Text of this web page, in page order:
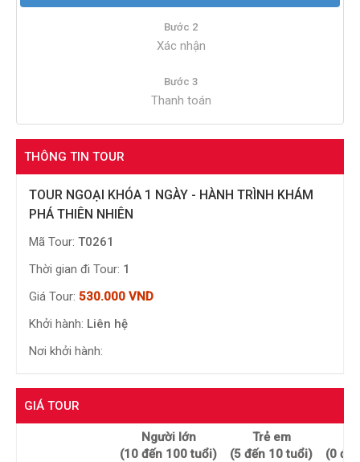
Bước 2
Xác nhận
Bước 3
Thanh toán
THÔNG TIN TOUR
TOUR NGOẠI KHÓA 1 NGÀY - HÀNH TRÌNH KHÁM
PHÁ THIÊN NHIÊN
Mã Tour: T0261
Thời gian đi Tour: 1
Giá Tour: 530.000 VND
Khởi hành: Liên hệ
Nơi khởi hành:
GIÁ TOUR
Người lớn
(10 đến 100 tuổi)
Trẻ em
(5 đến 10 tuổi)
(0